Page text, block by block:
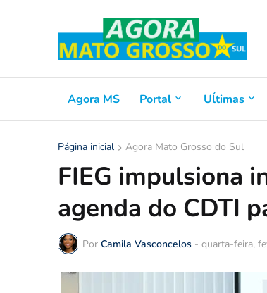
Agora MS Portal Uĺtimas
Página inicial Agora Mato Grosso do Sul
FIEG impulsiona
agenda do CDTI
Por Camila Vasconcelos - quarta-feira,